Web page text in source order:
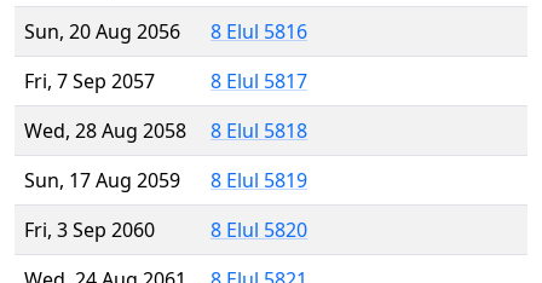
Sun, 20 Aug 2056
8 Elul 5816
Fri, 7 Sep 2057
8 Elul 5817
Wed, 28 Aug 2058
8 Elul 5818
Sun, 17 Aug 2059
8 Elul 5819
Fri, 3 Sep 2060
8 Elul 5820